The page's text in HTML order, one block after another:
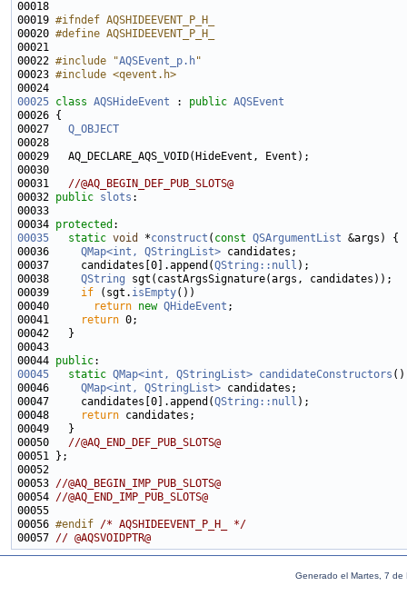
00019 #ifndef AQSHIDEEVENT_P_H_
00020 #define AQSHIDEEVENT_P_H_
00021
00022 #include "AQSEvent_p.h"
00023 #include <qevent.h>
00025 class AQSHideEvent : public AQSEvent
00027 Q_OBJECT
00031 //@AQ_BEGIN_DEF_PUB_SLOTS@
00032 public slots
00034 protected
00035
static void *construct ( const QSArgumentList
00036 QMap<int, QStringList>
00037     candidates[0].append(QString::null
00038 QString
00039 if (sgt. isEmpty
00040
return new QHideEvent
00041
return
00044 public
00045
static QMap<int, QStringList> candidateConstructors
00046 QMap<int, QStringList>
00047     candidates[0].append(QString::null
00048
return
00050 //@AQ_END_DEF_PUB_SLOTS@
00053 //@AQ_BEGIN_IMP_PUB_SLOTS@
00054 //@AQ_END_IMP_PUB_SLOTS@
00056 #endif /* AQSHIDEEVENT_P_H_ */
00057 // @AQSVOIDPTR@
Generado el Martes, 7